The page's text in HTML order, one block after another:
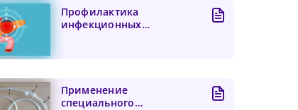
Профилактика
инфекционных
Применение
специального